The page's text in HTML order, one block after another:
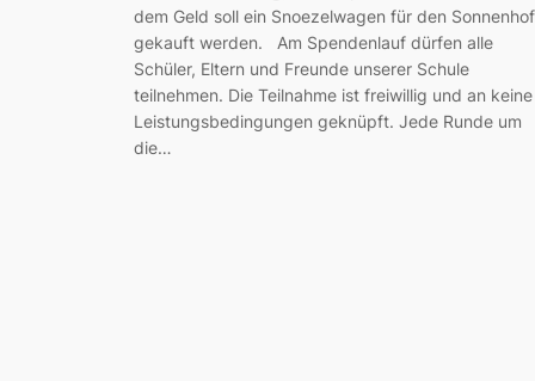
dem Geld soll ein Snoezelwagen für den Sonnenhof
gekauft werden. Am Spendenlauf dürfen alle
Schüler, Eltern und Freunde unserer Schule
teilnehmen. Die Teilnahme ist freiwillig und an keine
Leistungsbedingungen geknüpft. Jede Runde um
die…